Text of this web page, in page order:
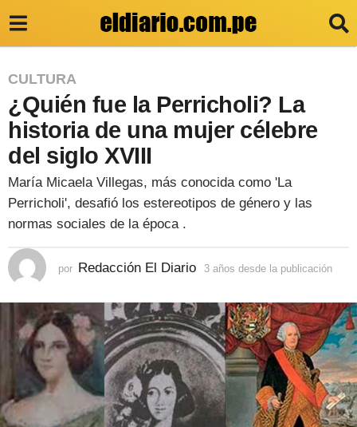
3
a
ñ
o
s
d
e
d
u
b
CULTURA
¿Quién fue la Perricholi? La
historia de una mujer célebre
del siglo XVIII
María Micaela Villegas, más conocida como 'La
Perricholi', desafió los estereotipos de género y las
normas sociales de la época .
por Redacción El Diario 3 años desde la publicación
o
s
d
e
s
d
e
l